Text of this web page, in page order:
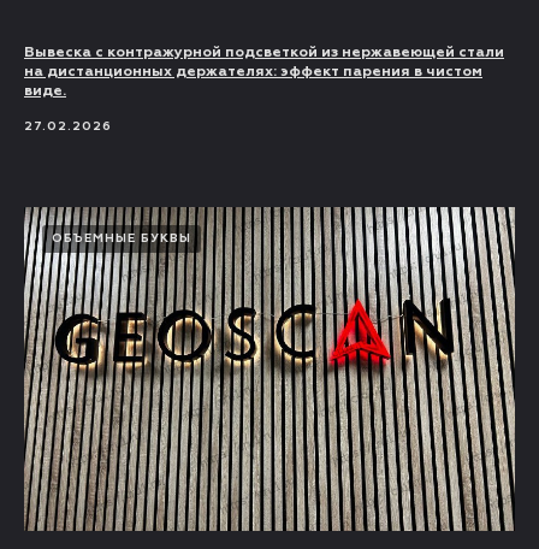
Вывеска с контражурной подсветкой из нержавеющей стали
на дистанционных держателях: эффект парения в чистом
виде.
27.02.2026
ОБЪЕМНЫЕ БУКВЫ